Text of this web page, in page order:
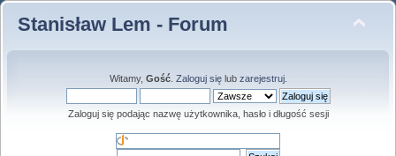
Stanisław Lem - Forum
Witamy, Gość. Zaloguj sięlub zarejestruj.
Zaloguj się podając nazwę użytkownika, hasło i długość sesji